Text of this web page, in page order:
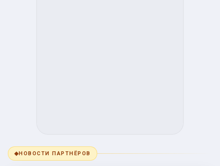
◆НОВОСТИ ПАРТНЁРОВ